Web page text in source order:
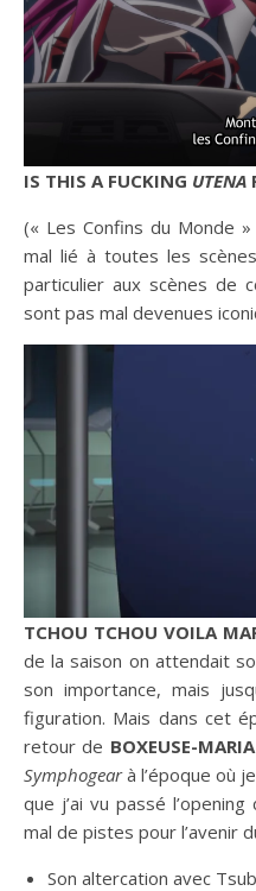
IS THIS A FUCKING UTENA
(« Les Confins du Monde
mal lié à toutes les
particulier aux scènes de
sont pas mal devenues
TCHOU TCHOU VOILA
de la saison on attendait
son importance, mais
figuration. Mais dans cet
retour de BOXEUSE-MARIA
Symphogearà l’époque où
que j’ai vu passé
mal de pistes pour l’avenir
Son altercation avec